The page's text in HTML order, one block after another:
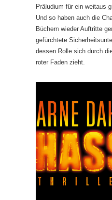
Präludium für ein weitaus
Und so haben auch die
Büchern wieder Auftritte
gefürchtete
dessen Rolle sich durch
roter Faden zieht.